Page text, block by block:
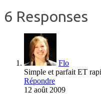
6 Responses
Flo
Simple et parfait ET
Répondre
12 août 2009